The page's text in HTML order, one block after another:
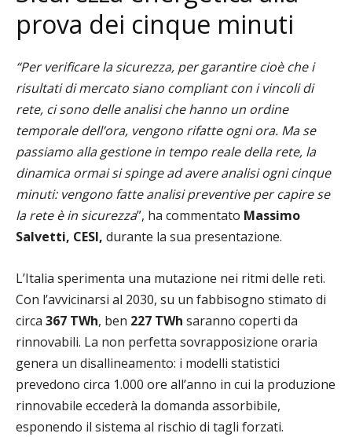
prova dei cinque minuti
“Per verificare la sicurezza, per garantire cioè che i
risultati di mercato siano compliant con i vincoli di
rete, ci sono delle analisi che hanno un ordine
temporale dell’ora, vengono rifatte ogni ora. Ma se
passiamo alla gestione in tempo reale della rete, la
dinamica ormai si spinge ad avere analisi ogni cinque
minuti: vengono fatte analisi preventive per capire se
la rete è in sicurezza”, ha commentato Massimo
Salvetti, CESI, durante la sua presentazione.
L’Italia sperimenta una mutazione nei ritmi delle reti.
Con l’avvicinarsi al 2030, su un fabbisogno stimato di
circa 367 TWh, ben 227 TWh saranno coperti da
rinnovabili. La non perfetta sovrapposizione oraria
genera un disallineamento: i modelli statistici
prevedono circa 1.000 ore all’anno in cui la produzione
rinnovabile eccederà la domanda assorbibile,
esponendo il sistema al rischio di tagli forzati.